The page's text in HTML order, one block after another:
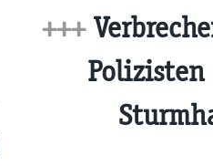
+++